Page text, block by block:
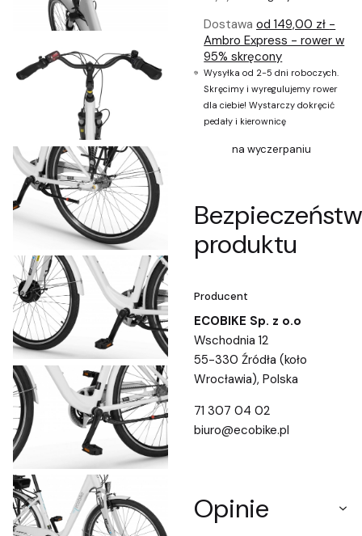
Dostawaod 149,00 zł -
Ambro Express - rower w
95% skręcony
Wysyłka od 2-5 dni roboczych.
Skręcimy i wyregulujemy rower
dla ciebie! Wystarczy dokręcić
pedały i kierownicę
na wyczerpaniu
produktu
Producent
ECOBIKE Sp. z o.o
Wschodnia 12
55-330 Źródła (koło
Wrocławia), Polska
71 307 04 02
biuro@ecobike.pl
Opinie